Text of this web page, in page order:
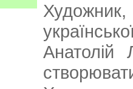
Анатолій